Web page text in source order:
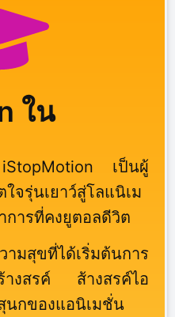
ใน
เป็นผู้
จรุ่นเยาว์สู่โลแนิเม
ารที่คงยูตอลดีวิต
มสุขที่ได้เริ่มต้นการ
างสรค์ ส้างสรค์ไอ
นกของแอนิเมชั่น